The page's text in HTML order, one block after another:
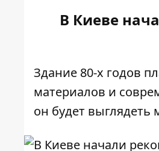
В Киеве
Здание 80-х годов
материалов и
он будет выглядеть